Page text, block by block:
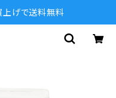
げで送料無料